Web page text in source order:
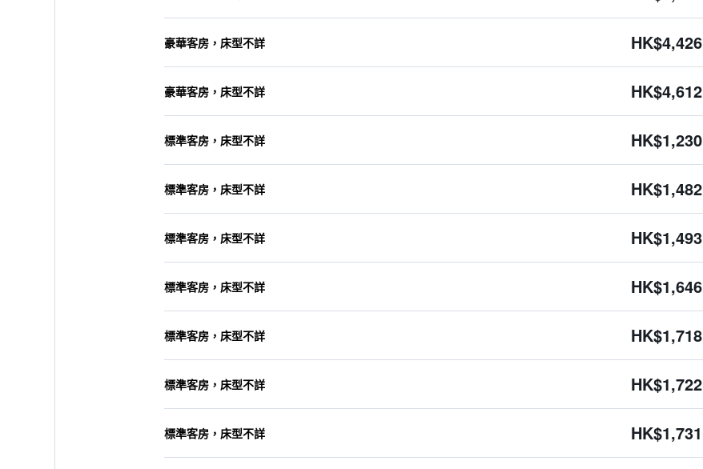
豪華客房，床型不詳 HK$4,426
豪華客房，床型不詳 HK$4,612
標準客房，床型不詳 HK$1,230
標準客房，床型不詳 HK$1,482
標準客房，床型不詳 HK$1,493
標準客房，床型不詳 HK$1,646
標準客房，床型不詳 HK$1,718
標準客房，床型不詳 HK$1,722
標準客房，床型不詳 HK$1,731